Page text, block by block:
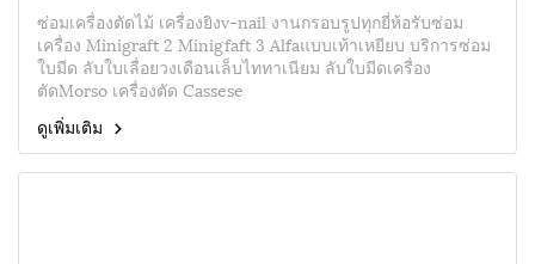
ซ่อมเครื่องตัดไม้ เครื่องยิงv-nail งานกรอบรูปทุกยี่ห้อรับซ่อม
เครื่อง Minigraft 2 Minigfaft 3 Alfaแบบเท้าเหยียบ บริการซ่อม
ใบมีด ลับใบเลื่อยวงเดือนเล็บไททาเนียม ลับใบมีดเครื่อง
ตัดMorso เครื่องตัด Cassese
ดูเพิ่มเติม